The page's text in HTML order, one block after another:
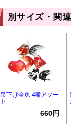
別サイズ・関
吊下げ金魚 4種アソー
ト
660円